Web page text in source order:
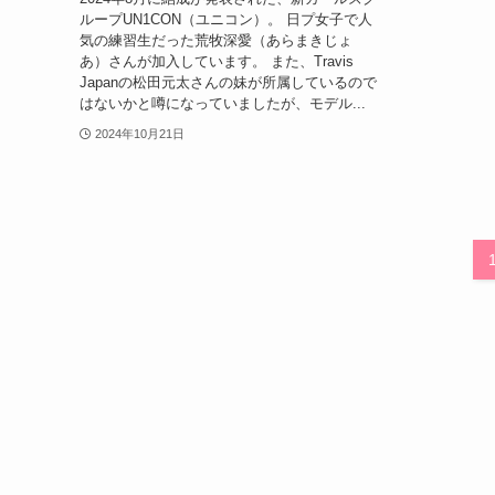
ループUN1CON（ユニコン）。 日プ女子で人
気の練習生だった荒牧深愛（あらまきじょ
あ）さんが加入しています。 また、Travis
Japanの松田元太さんの妹が所属しているので
はないかと噂になっていましたが、モデル...
2024年10月21日
1